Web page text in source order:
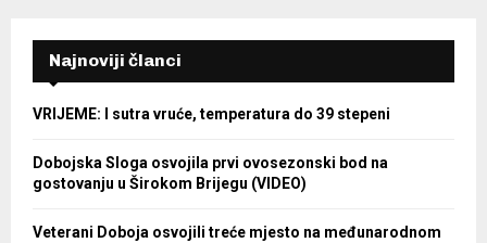
Najnoviji članci
VRIJEME: I sutra vruće, temperatura do 39 stepeni
Dobojska Sloga osvojila prvi ovosezonski bod na
gostovanju u Širokom Brijegu (VIDEO)
Veterani Doboja osvojili treće mjesto na međunarodnom